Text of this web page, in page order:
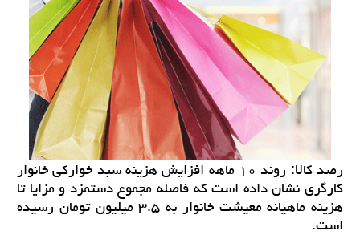
رصد كالا: روند ۱۰ ماهه افزایش هزینه سبد خواركی خانوار
كارگری نشان داده است كه فاصله مجموع دستمزد و مزایا تا
هزینه ماهیانه معیشت خانوار به ۳.۵ میلیون تومان رسیده
است.